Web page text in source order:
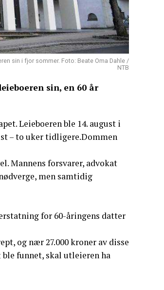
sin i fjor sommer. Foto: Beate Oma Dahle /
NTB
sin, en 60 år
Leieboeren ble 14. august i
– to uker tidligere.Dommen
Mannens forsvarer, advokat
men samtidig
for 60-åringens datter
og nær 27.000 kroner av disse
funnet, skal utleieren ha